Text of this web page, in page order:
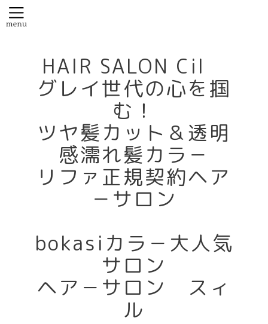
HAIR SALON Cil
グレイ世代の心を掴
む！
ツヤ髪カット＆透明
感濡れ髪カラ－
リファ正規契約ヘア
－サロン
bokasiカラ－大人気
サロン
ヘア－サロン スィ
ル